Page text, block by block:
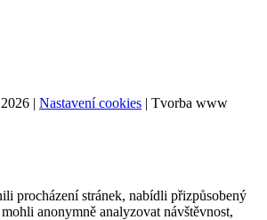
2026 | Nastavení cookies | Tvorba www
procházení stránek, nabídli přizpůsobený
anonymně analyzovat návštěvnost,